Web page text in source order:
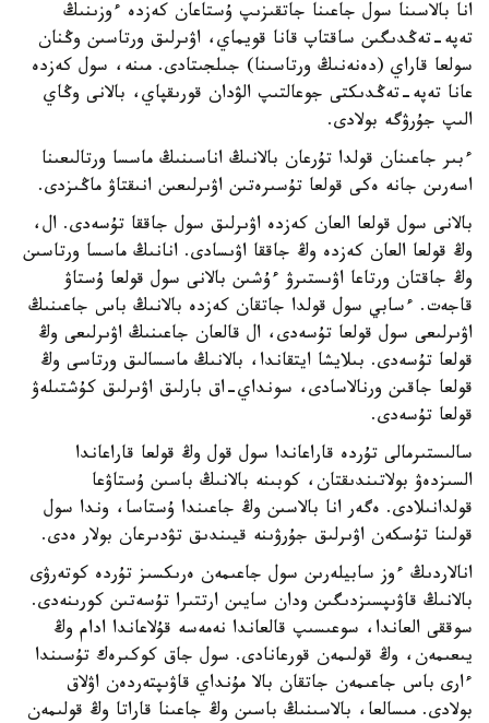
انا بالاسىنا سول جاعىنا جاتقىزىپ ۇستاعان كەزدە ءوزىنىڭ
تەپە-تەڭدىگىن ساقتاپ قانا قويماي، اۋىرلىق ورتاسىن وڭنان
سولعا قاراي (دەنەنىڭ ورتاسىنا) جىلجىتادى. مىنە، سول كەزدە
عانا تەپە-تەڭدىكتى جوعالتىپ الۋدان قورىقپاي، بالانى وڭاي
الىپ جۇرۋگە بولادى.
ءبىر جاعىنان قولدا تۇرعان بالانىڭ اناسىنىڭ ماسسا ورتالىعىنا
اسەرىن جانە ەكى قولعا تۇسىرەتىن اۋىرلىعىن انىقتاۋ ماڭىزدى.
بالانى سول قولعا العان كەزدە اۋىرلىق سول جاققا تۇسەدى. ال،
وڭ قولعا العان كەزدە وڭ جاققا اۋىسادى. انانىڭ ماسسا ورتاسىن
وڭ جاقتان ورتاعا اۋىستىرۋ ءۇشىن بالانى سول قولعا ۇستاۋ
قاجەت. ءسابي سول قولدا جاتقان كەزدە بالانىڭ باس جاعىنىڭ
اۋىرلىعى سول قولعا تۇسەدى، ال قالعان جاعىنىڭ اۋىرلىعى وڭ
قولعا تۇسەدى. بىلايشا ايتقاندا، بالانىڭ ماسسالىق ورتاسى وڭ
قولعا جاقىن ورنالاسادى، سونداي-اق بارلىق اۋىرلىق كۇشتىلەۋ
قولعا تۇسەدى.
سالىستىرمالى تۇردە قاراعاندا سول قول وڭ قولعا قاراعاندا
السىزدەۋ بولاتىندىقتان، كوبىنە بالانىڭ باسىن ۇستاۋعا
قولدانىلادى. ەگەر انا بالاسىن وڭ جاعىندا ۇستاسا، وندا سول
قولىنا تۇسكەن اۋىرلىق جۇرۋىنە قيىندىق تۋدىرعان بولار ەدى.
انالاردىڭ ءوز سابيلەرىن سول جاعىمەن ەرىكسىز تۇردە كوتەرۋى
بالانىڭ قاۋىپسىزدىگىن ودان سايىن ارتتىرا تۇسەتىن كورىنەدى.
سوققى العاندا، سوعىسىپ قالعاندا نەمەسە قۇلاعاندا ادام وڭ
يىعىمەن، وڭ قولىمەن قورعانادى. سول جاق كوكىرەك تۇسىندا
ءارى باس جاعىمەن جاتقان بالا مۇنداي قاۋىپتەردەن اۋلاق
بولادى. مىسالعا، بالاسىنىڭ باسىن وڭ جاعىنا قاراتا وڭ قولىمەن